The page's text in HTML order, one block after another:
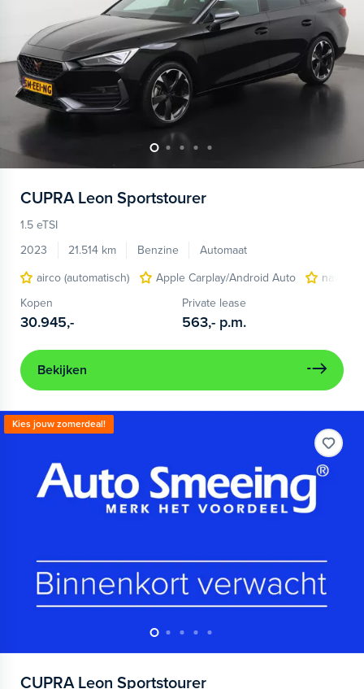
CUPRA Leon Sportstourer
1.5 eTSI
2023
21.514 km Benzine
Automaat
airco (automatisch)
Apple Carplay/Android Auto
Kopen
30.945,-
Private lease
563,- p.m.
Bekijken
Kies jouw zomerdeal!
CUPRA Leon Sportstourer